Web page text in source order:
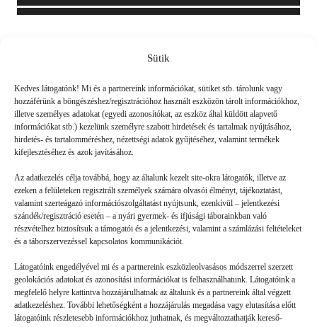
Sütik
Kedves látogatónk! Mi és a partnereink információkat, sütiket stb. tárolunk vagy
hozzáférünk a böngészéshez/regisztrációhoz használt eszközön tárolt információkhoz,
illetve személyes adatokat (egyedi azonosítókat, az eszköz által küldött alapvető
információkat stb.) kezelünk személyre szabott hirdetések és tartalmak nyújtásához,
hirdetés- és tartalomméréshez, nézettségi adatok gyűjtéséhez, valamint termékek
kifejlesztéséhez és azok javításához.
Az adatkezelés célja továbbá, hogy az általunk kezelt site-okra látogatók, illetve az
ezeken a felületeken regisztrált személyek számára olvasói élményt, tájékoztatást,
valamint szerteágazó információszolgáltatást nyújtsunk, ezenkívül – jelentkezési
szándék/regisztráció esetén – a nyári gyermek- és ifjúsági táborainkban való
részvételhez biztosítsuk a támogatói és a jelentkezési, valamint a számlázási feltételeket
és a táborszervezéssel kapcsolatos kommunikációt.
Látogatóink engedélyével mi és a partnereink eszközleolvasásos módszerrel szerzett
geolokációs adatokat és azonosítási információkat is felhasználhatunk. Látogatóink a
megfelelő helyre kattintva hozzájárulhatnak az általunk és a partnereink által végzett
adatkezeléshez. További lehetőségként a hozzájárulás megadása vagy elutasítása előtt
látogatóink részletesebb információkhoz juthatnak, és megváltoztathatják kereső-
Friss
Volt gyors megoldás